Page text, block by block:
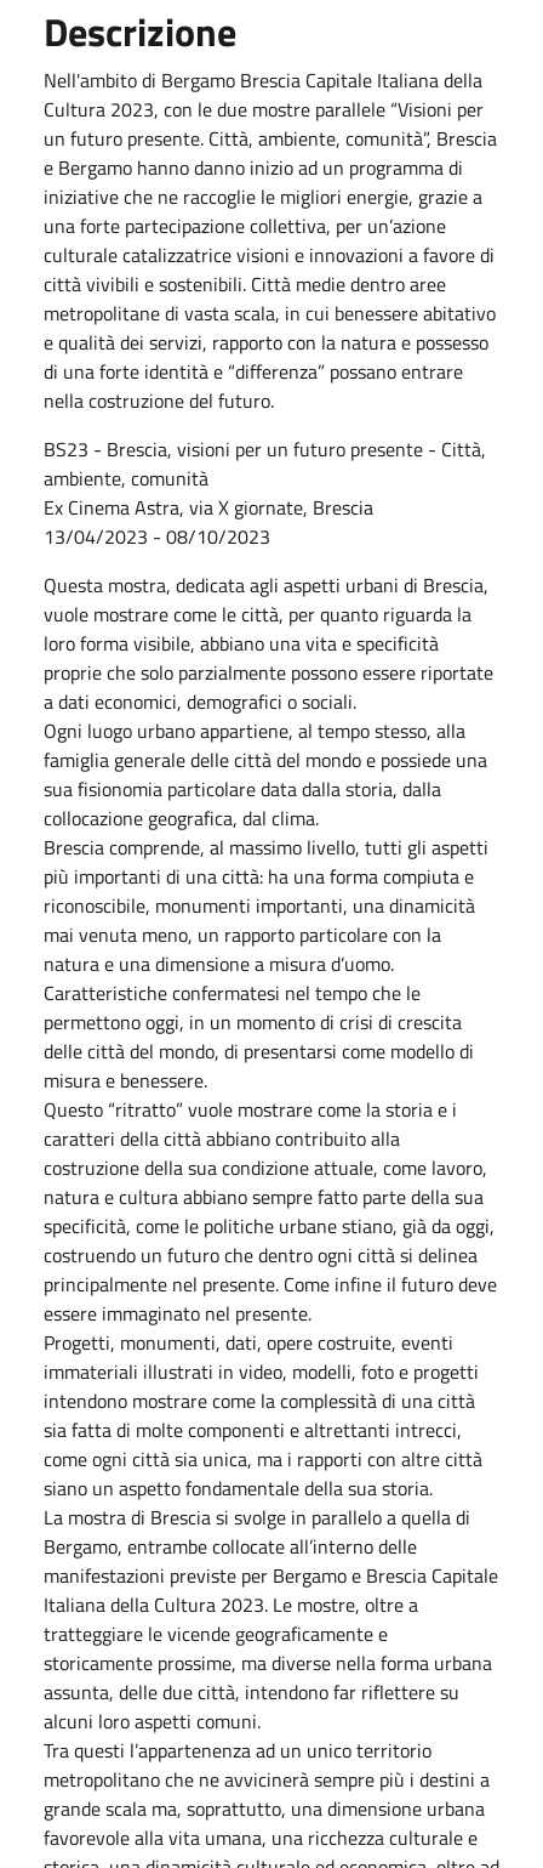
Descrizione
Nell'ambito di Bergamo Brescia Capitale Italiana della
Cultura 2023, con le due mostre parallele “Visioni per
un futuro presente. Città, ambiente, comunità”, Brescia
e Bergamo hanno danno inizio ad un programma di
iniziative che ne raccoglie le migliori energie, grazie a
una forte partecipazione collettiva, per un’azione
culturale catalizzatrice visioni e innovazioni a favore di
città vivibili e sostenibili. Città medie dentro aree
metropolitane di vasta scala, in cui benessere abitativo
e qualità dei servizi, rapporto con la natura e possesso
di una forte identità e “differenza” possano entrare
nella costruzione del futuro.
BS23 - Brescia, visioni per un futuro presente - Città,
ambiente, comunità
Ex Cinema Astra, via X giornate, Brescia
13/04/2023 - 08/10/2023
Questa mostra, dedicata agli aspetti urbani di Brescia,
vuole mostrare come le città, per quanto riguarda la
loro forma visibile, abbiano una vita e specificità
proprie che solo parzialmente possono essere riportate
a dati economici, demografici o sociali.
Ogni luogo urbano appartiene, al tempo stesso, alla
famiglia generale delle città del mondo e possiede una
sua fisionomia particolare data dalla storia, dalla
collocazione geografica, dal clima.
Brescia comprende, al massimo livello, tutti gli aspetti
più importanti di una città: ha una forma compiuta e
riconoscibile, monumenti importanti, una dinamicità
mai venuta meno, un rapporto particolare con la
natura e una dimensione a misura d’uomo.
Caratteristiche confermatesi nel tempo che le
permettono oggi, in un momento di crisi di crescita
delle città del mondo, di presentarsi come modello di
misura e benessere.
Questo “ritratto” vuole mostrare come la storia e i
caratteri della città abbiano contribuito alla
costruzione della sua condizione attuale, come lavoro,
natura e cultura abbiano sempre fatto parte della sua
specificità, come le politiche urbane stiano, già da oggi,
costruendo un futuro che dentro ogni città si delinea
principalmente nel presente. Come infine il futuro deve
essere immaginato nel presente.
Progetti, monumenti, dati, opere costruite, eventi
immateriali illustrati in video, modelli, foto e progetti
intendono mostrare come la complessità di una città
sia fatta di molte componenti e altrettanti intrecci,
come ogni città sia unica, ma i rapporti con altre città
siano un aspetto fondamentale della sua storia.
La mostra di Brescia si svolge in parallelo a quella di
Bergamo, entrambe collocate all’interno delle
manifestazioni previste per Bergamo e Brescia Capitale
Italiana della Cultura 2023. Le mostre, oltre a
tratteggiare le vicende geograficamente e
storicamente prossime, ma diverse nella forma urbana
assunta, delle due città, intendono far riflettere su
alcuni loro aspetti comuni.
Tra questi l’appartenenza ad un unico territorio
metropolitano che ne avvicinerà sempre più i destini a
grande scala ma, soprattutto, una dimensione urbana
favorevole alla vita umana, una ricchezza culturale e